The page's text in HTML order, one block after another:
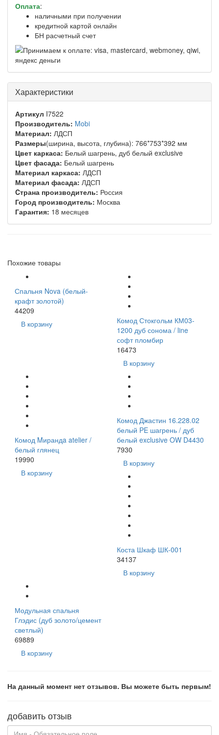
Оплата:
наличными при получении
кредитной картой онлайн
БН расчетный счет
Характеристики
Артикул I7522
Производитель: Mobi
Материал: ЛДСП
Размеры(ширина, высота, глубина): 766*753*392 мм
Цвет каркаса: Белый шагрень, дуб белый exclusive
Цвет фасада: Белый шагрень
Материал каркаса: ЛДСП
Материал фасада: ЛДСП
Cтрана производитель: Россия
Город производитель: Москва
Гарантия: 18 месяцев
Похожие товары
Спальня Nova (белый-
крафт золотой)
44209
В корзину
Комод Стокгольм КМ03-
1200 дуб сонома / line
софт пломбир
16473
В корзину
Комод Mирандa atelier /
белый глянец
19990
В корзину
Комод Джастин 16.228.02
белый PE шагрень / дуб
белый exclusive OW D4430
7930
В корзину
Коста Шкаф ШК-001
34137
В корзину
Модульная спальня
Глэдис (дуб золото/цемент
светлый)
69889
В корзину
На данный момент нет отзывов. Вы можете быть первым!
добавить отзыв